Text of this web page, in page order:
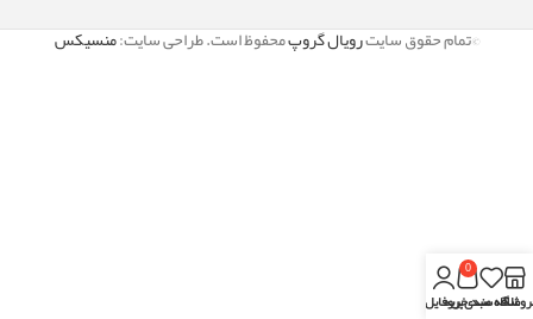
©تمام حقوق سایترویال گروپمحفوظ است. طراحی سایت:منسیکس
علاقه مندی
0
سبد خریدپروفایل